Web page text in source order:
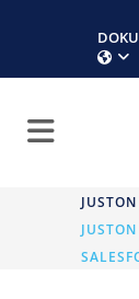
JUSTON